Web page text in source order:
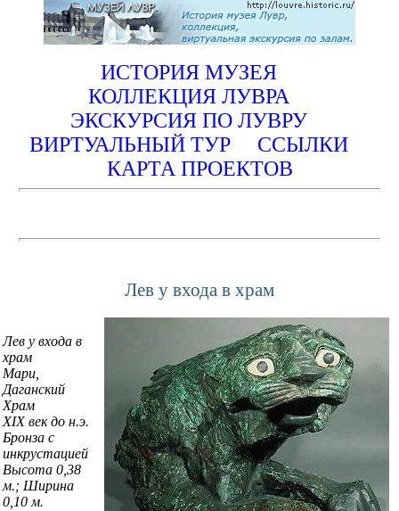
ИСТОРИЯ МУЗЕЯ
КОЛЛЕКЦИЯ ЛУВРА
ЭКСКУРСИЯ ПО ЛУВРУ
ВИРТУАЛЬНЫЙ ТУР
ССЫЛКИ
КАРТА ПРОЕКТОВ
Лев у входа в храм
Лев у входа в
храм
Мари,
Даганский
Храм
XIX век до н.э.
Бронза с
инкрустацией
Высота 0,38
м.; Ширина
0,10 м.